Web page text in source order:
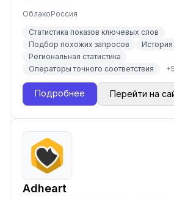
ОблакоРоссия
Статистика показов ключевых слов
Подбор похожих запросов
История
Региональная статистика
Операторы точного соответствия
+5
Подробнее Перейти на
Adheart